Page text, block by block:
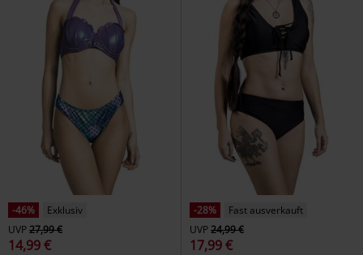
-46%
Exklusiv
UVP27,99 €
14,99 €
-28%
Fast ausverkauft
UVP24,99 €
17,99 €